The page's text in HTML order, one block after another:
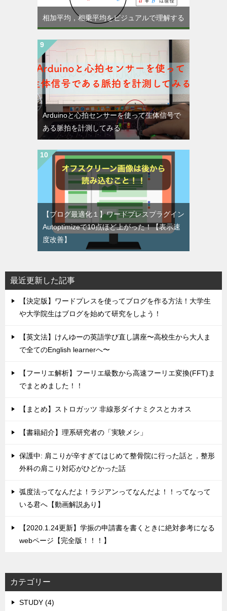
相加平均，相乗平均をビジュアルで理解する
Arduinoと心拍センサーを使って生体信号で
ある脈拍を計測してみる
【ブログ最適化１】ワードプレスプラグイン
Autoptimizeで10点ほど上がった！【表示速
度改善】
最近更新した記事
【決定版】ワードプレスを使ってブログを作る方法！大学生
や大学院生はブログを始めて研究をしよう！
【英文法】けんゆーの英語学び直し講座〜高校生から大人ま
で全てのEnglish learnerへ〜
【フーリエ解析】フーリエ級数から高速フーリエ変換(FFT)ま
でまとめました！！
【まとめ】ストロガッツ 非線形ダイナミクスとカオス
【書籍紹介】理系研究者の「実験メシ」
保護中: 肩こりが辛すぎてはじめて整骨院に行った話と，整形
外科の肩こり対応がひどかった話
弧度法ってなんだよ！ラジアンってなんだよ！！ってなって
いる君へ【動画解説あり】
【2020.1.24更新】学振の申請書を書くときに絶対参考になる
webページ【完全版！！！】
カテゴリー
STUDY (4)